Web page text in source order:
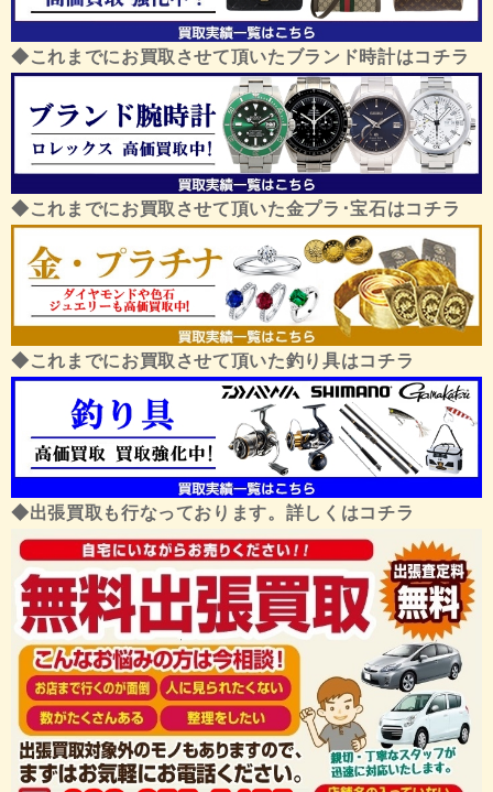
◆これまでにお買取させて頂いたブランド時計はコチラ
◆これまでにお買取させて頂いた金プラ･宝石はコチラ
◆これまでにお買取させて頂いた釣り具はコチラ
◆出張買取も行なっております。詳しくはコチラ